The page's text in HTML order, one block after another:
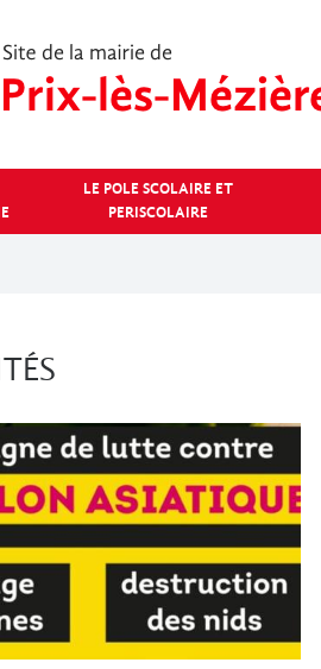
LE POLE SCOLAIRE ET
PERISCOLAIRE